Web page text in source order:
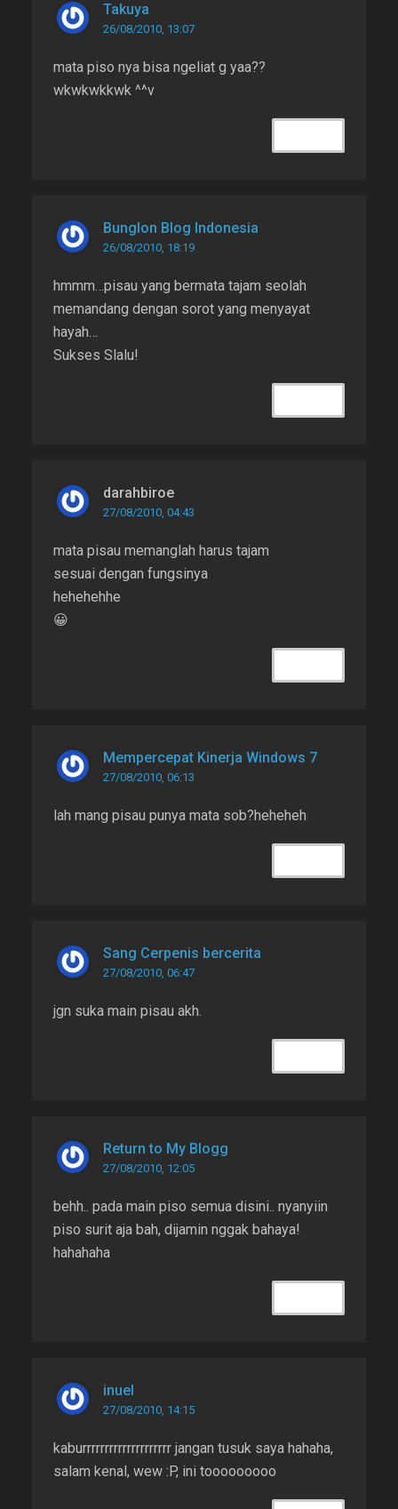
Takuya
26/08/2010, 13:07
mata piso nya bisa ngeliat g yaa??
wkwkwkkwk ^^v
Bunglon Blog Indonesia
26/08/2010, 18:19
hmmm…pisau yang bermata tajam seolah
memandang dengan sorot yang menyayat
hayah…
Sukses Slalu!
darahbiroe
27/08/2010, 04:43
mata pisau memanglah harus tajam
sesuai dengan fungsinya
hehehehhe
😀
Mempercepat Kinerja Windows 7
27/08/2010, 06:13
lah mang pisau punya mata sob?heheheh
Sang Cerpenis bercerita
27/08/2010, 06:47
jgn suka main pisau akh.
Return to My Blogg
27/08/2010, 12:05
behh.. pada main piso semua disini.. nyanyiin
piso surit aja bah, dijamin nggak bahaya!
hahahaha
inuel
27/08/2010, 14:15
kaburrrrrrrrrrrrrrrrrrrr jangan tusuk saya hahaha,
salam kenal, wew :P, ini tooooooooo